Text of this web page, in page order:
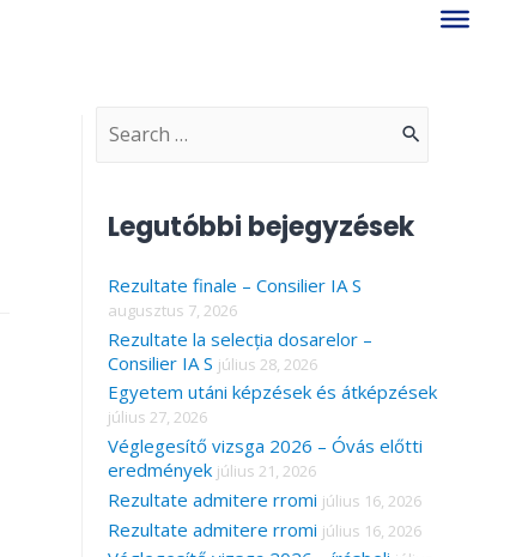
S
c
h
f
o
r
:
Legutóbbi bejegyzések
Rezultate finale – Consilier IA S
augusztus 7, 2026
Rezultate la selecția dosarelor –
Consilier IA S július 28, 2026
Egyetem utáni képzések és átképzések
július 27, 2026
Véglegesítő vizsga 2026 – Óvás előtti
eredmények július 21, 2026
Rezultate admitere rromi július 16, 2026
Rezultate admitere rromi július 16, 2026